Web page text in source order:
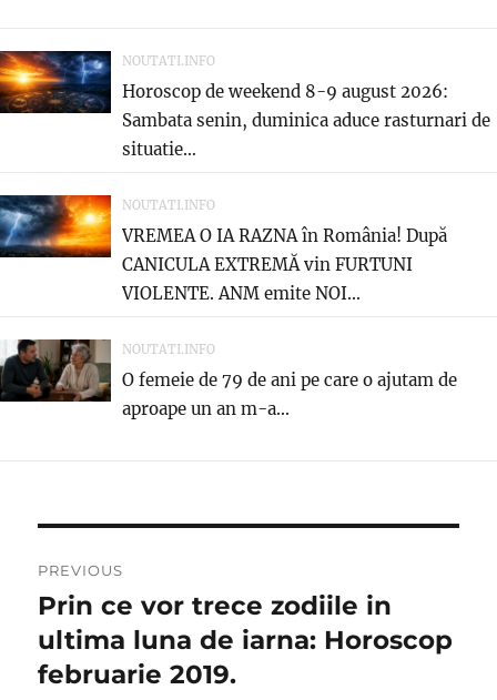
NOUTATI.INFO
Horoscop de weekend 8-9 august 2026:
Sambata senin, duminica aduce rasturnari de
situatie…
NOUTATI.INFO
VREMEA O IA RAZNA în România! După
CANICULA EXTREMĂ vin FURTUNI
VIOLENTE. ANM emite NOI...
NOUTATI.INFO
O femeie de 79 de ani pe care o ajutam de
aproape un an m-a...
în
articole
PREVIOUS
Previous
post:
Prin ce vor trece zodiile in
ultima luna de iarna: Horoscop
februarie 2019.